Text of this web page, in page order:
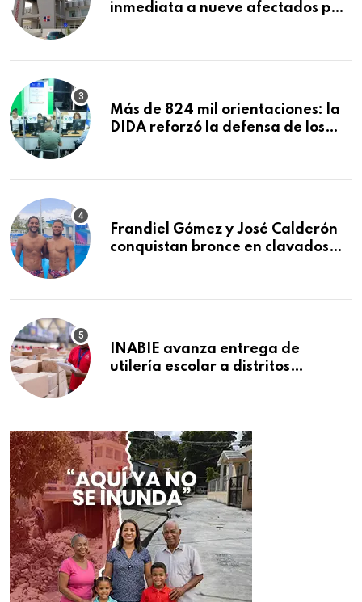
inmediata a nueve afectados por
Macorís
Más de 824 mil orientaciones: la
DIDA reforzó la defensa de los
Frandiel Gómez y José Calderón
conquistan bronce en clavados
INABIE avanza entrega de
utilería escolar a distritos